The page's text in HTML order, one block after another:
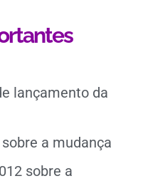
lançamento da
a mudança
sobre a